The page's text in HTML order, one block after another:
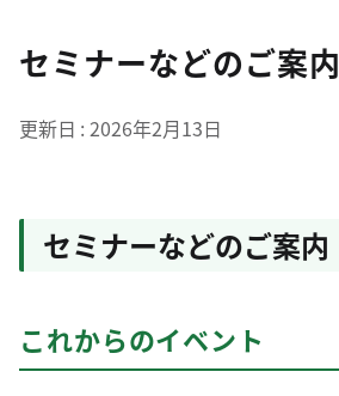
セミナーなどのご案内
更新日 2026年2月13日
セミナーなどのご案内
これからのイベント